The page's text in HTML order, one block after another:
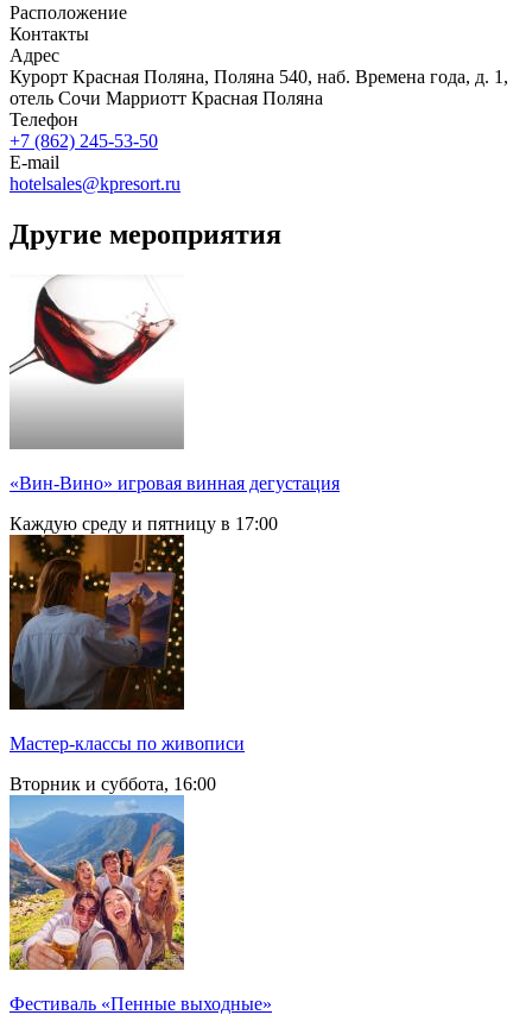
Расположение
Контакты
Адрес
Курорт Красная Поляна, Поляна 540, наб. Времена года, д. 1,
отель Сочи Марриотт Красная Поляна
Телефон
+7 (862) 245-53-50
E-mail
hotelsales@kpresort.ru
Другие мероприятия
«Вин-Вино» игровая винная дегустация
Каждую среду и пятницу в 17:00
Мастер-классы по живописи
Вторник и суббота, 16:00
Фестиваль «Пенные выходные»